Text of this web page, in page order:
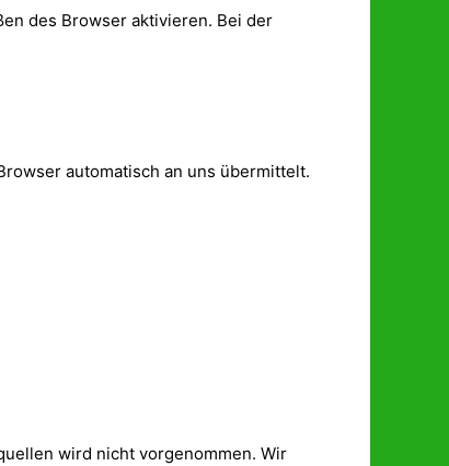
des Browser aktivieren. Bei der
automatisch an uns übermittelt.
wird nicht vorgenommen. Wir